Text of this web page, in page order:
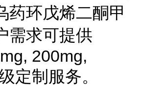
药环戊烯二酮甲
需求可提供
200mg,
定制服务。